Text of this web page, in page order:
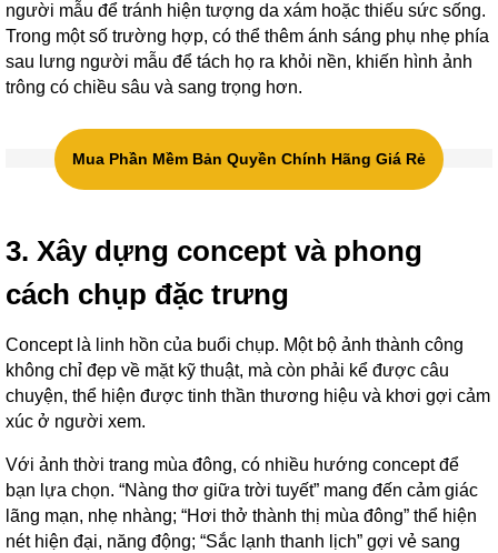
người mẫu để tránh hiện tượng da xám hoặc thiếu sức sống.
Trong một số trường hợp, có thể thêm ánh sáng phụ nhẹ phía
sau lưng người mẫu để tách họ ra khỏi nền, khiến hình ảnh
trông có chiều sâu và sang trọng hơn.
Mua Phần Mềm Bản Quyền Chính Hãng Giá Rẻ
3. Xây dựng concept và phong
cách chụp đặc trưng
Concept là linh hồn của buổi chụp. Một bộ ảnh thành công
không chỉ đẹp về mặt kỹ thuật, mà còn phải kể được câu
chuyện, thể hiện được tinh thần thương hiệu và khơi gợi cảm
xúc ở người xem.
Với ảnh thời trang mùa đông, có nhiều hướng concept để
bạn lựa chọn. “Nàng thơ giữa trời tuyết” mang đến cảm giác
lãng mạn, nhẹ nhàng; “Hơi thở thành thị mùa đông” thể hiện
nét hiện đại, năng động; “Sắc lạnh thanh lịch” gợi vẻ sang